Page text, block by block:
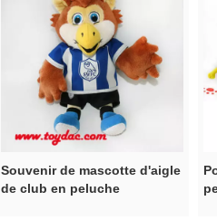
Souvenir de mascotte d'aigle
de club en peluche